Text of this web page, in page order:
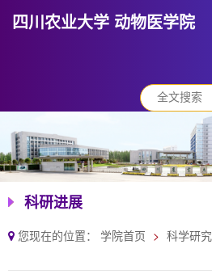
四川农业大学 动物医学院
科研进展
您现在的位置： 学院首页 科学研究